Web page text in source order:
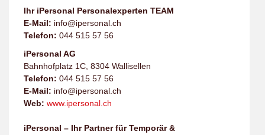
Ihr iPersonal Personalexperten TEAM
E-Mail: info@ipersonal.ch
Telefon: 044 515 57 56
iPersonal AG
Bahnhofplatz 1C, 8304 Wallisellen
Telefon: 044 515 57 56
E-Mail: info@ipersonal.ch
Web: www.ipersonal.ch
iPersonal – Ihr Partner für Temporär &